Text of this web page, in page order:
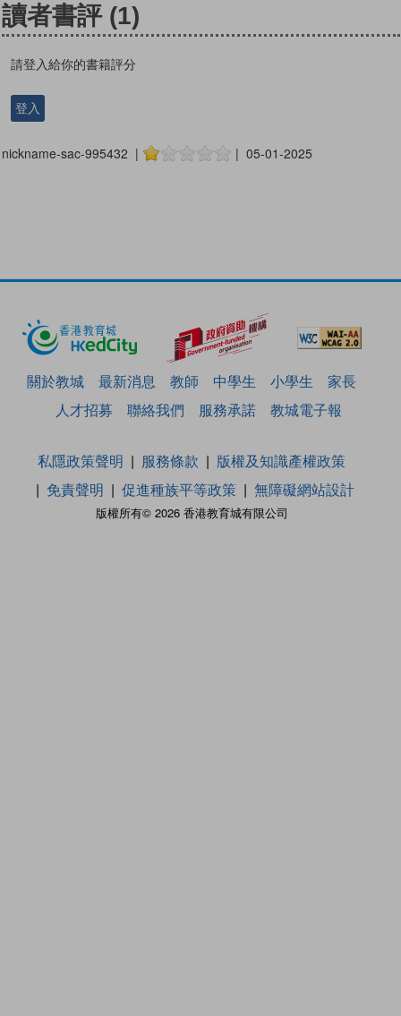
讀者書評 (1)
請登入給你的書籍評分
登入
nickname-sac-995432 | | 05-01-2025
關於教城 最新消息 教師 中學生 小學生
家長
人才招募
聯絡我們 服務承諾 教城電子報
版權所有© 2026 香港教育城有限公司
私隱政策聲明 服務條款
版權及知識產權政策
免責聲明
促進種族平等政策 無障礙網站設計